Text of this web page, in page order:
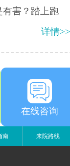
有害？踏上跑
详情>>
在线咨询
南 来院路线